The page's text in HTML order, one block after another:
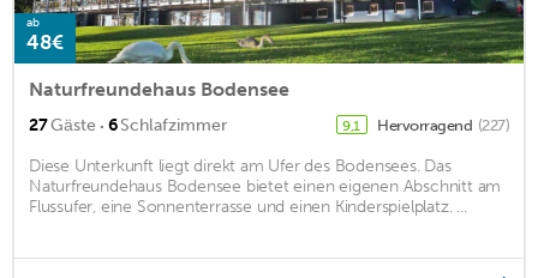
ab
48€
Naturfreundehaus Bodensee
27Gäste · 6Schlafzimmer 9,1 Hervorragend (227)
Diese Unterkunft liegt direkt am Ufer des Bodensees. Das
Naturfreundehaus Bodensee bietet einen eigenen Abschnitt am
Flussufer, eine Sonnenterrasse und einen Kinderspielplatz. ...